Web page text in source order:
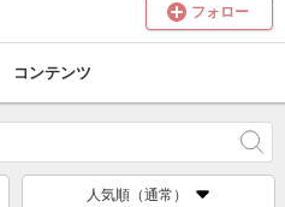
フォロー
コンテンツ
人気順（通常）